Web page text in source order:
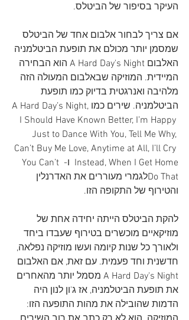
העיקר בסיפור של הביטלס.
אם צריך לבחור אלבום אחד של הביטלס
שמסמן יותר מכולם את תופעת הביטלמניה
האלבום A Hard Day's Night הוא הבחירה
המיידית. המוזיקה שבאלבום המעולה הזה
מלהיבה ואנרגטית בדיוק כמו תופעת
הביטלמניה. שירים כמוA Hard Day’s Night,
I Should Have Known Better, I’m Happy
Just to Dance With You, Tell Me Why,
Can’t Buy Me Love, Anytime at All, I’ll Cry
Instead, When I Get Home  ו- You Can’t
Do Thatלגמרי מעוררים את האדרנלין
והטירוף של התקופה הזו.
להקת הביטלס הייתה יחידה אחת של
מוזיקאיים מוכשרים בטירוף שעבדו ביחד
ולאורך כל שנות קיומה ועשו מוזיקה נפלאה,
חדשנית וחד פעמית. עם זאת, אם האלבום
A Hard Day's Night מסמל יותר מהאחרים
את תופעת הביטלמניה, אז ג'ון לנון היה
הדמות שהובילה את מהות התופעה הזו: